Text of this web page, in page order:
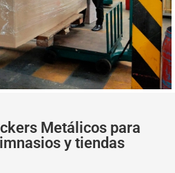
Metálicos para
y tiendas